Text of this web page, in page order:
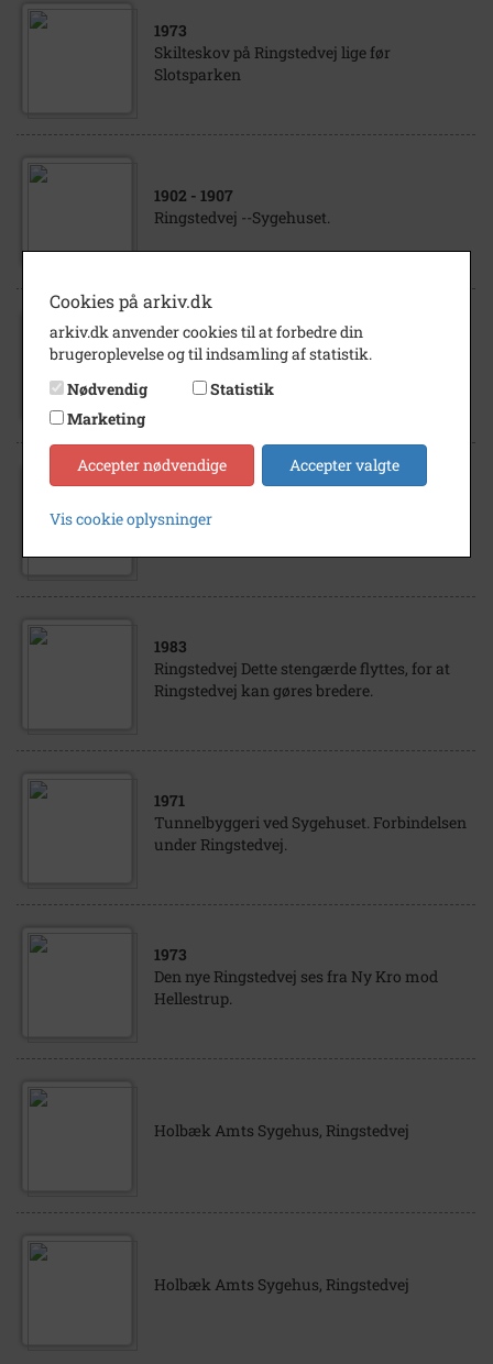
1973
Skilteskov på Ringstedvej lige før
Slotsparken
1902 - 1907
Ringstedvej --Sygehuset.
1900
Ringstedvej - Arbejdsanstalten.
1983
Ringstedvej Dette stengærde flyttes, for at
Ringstedvej kan gøres bredere.
1971
Tunnelbyggeri ved Sygehuset. Forbindelsen
under Ringstedvej.
1973
Den nye Ringstedvej ses fra Ny Kro mod
Hellestrup.
Holbæk Amts Sygehus, Ringstedvej
Holbæk Amts Sygehus, Ringstedvej
Cookies på arkiv.dk
arkiv.dk anvender cookies til at forbedre din
brugeroplevelse og til indsamling af statistik.
Nødvendig
Statistik
Marketing
Accepter nødvendige Accepter valgte
Vis cookie oplysninger